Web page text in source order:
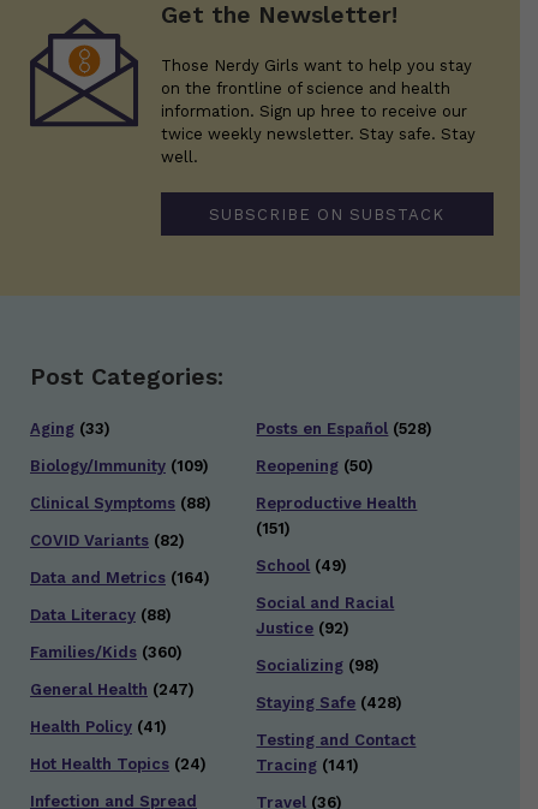
Get the Newsletter!
Those Nerdy Girls want to help you stay
on the frontline of science and health
information. Sign up hree to receive our
twice weekly newsletter. Stay safe. Stay
well.
SUBSCRIBE ON SUBSTACK
Post Categories:
Aging (33)
Biology/Immunity (109)
Clinical Symptoms (88)
COVID Variants (82)
Data and Metrics (164)
Data Literacy (88)
Families/Kids (360)
General Health (247)
Health Policy (41)
Hot Health Topics (24)
Infection and Spread
Posts en Español (528)
Reopening (50)
Reproductive Health
(151)
School (49)
Social and Racial
Justice (92)
Socializing (98)
Staying Safe (428)
Testing and Contact
Tracing (141)
Travel (36)